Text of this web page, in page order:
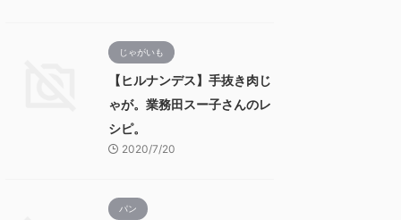
じゃがいも
【ヒルナンデス】手抜き肉じ
ゃが。業務田スー子さんのレ
シピ。
2020/7/20
パン